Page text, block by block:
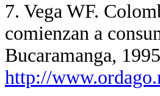
7. Vega WF.
comienzan a
Bucaramanga,
http://